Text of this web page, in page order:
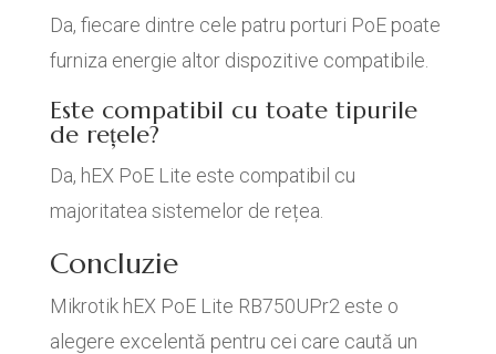
Da, fiecare dintre cele patru porturi PoE poate
furniza energie altor dispozitive compatibile.
Este compatibil cu toate tipurile
de rețele?
Da, hEX PoE Lite este compatibil cu
majoritatea sistemelor de rețea.
Concluzie
Mikrotik hEX PoE Lite RB750UPr2 este o
alegere excelentă pentru cei care caută un